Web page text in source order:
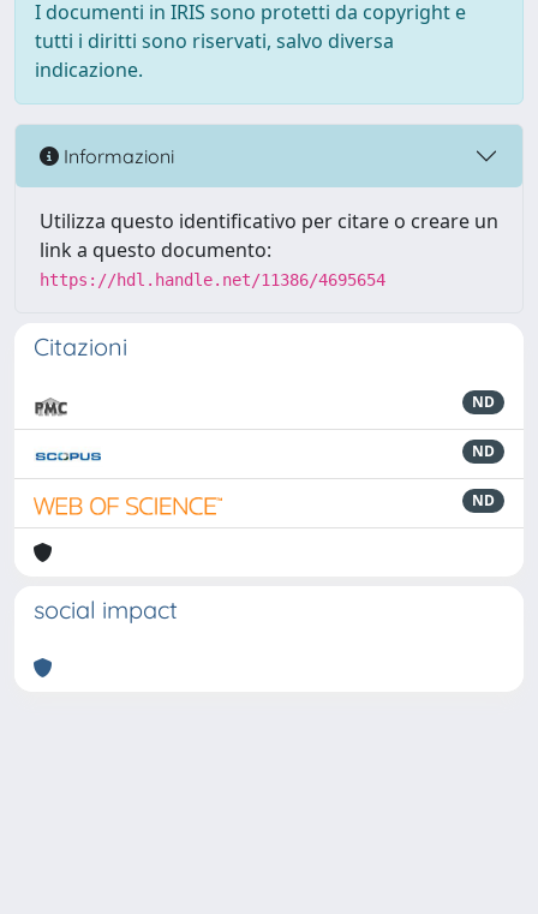
I documenti in IRIS sono protetti da copyright e
tutti i diritti sono riservati, salvo diversa
indicazione.
Informazioni
Utilizza questo identificativo per citare o creare un
link a questo documento:
https://hdl.handle.net/11386/4695654
Citazioni
ND
ND
ND
social impact